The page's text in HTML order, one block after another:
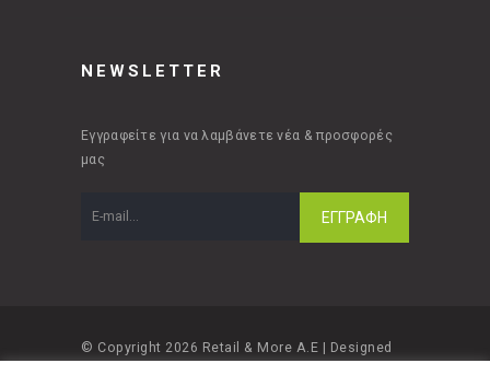
NEWSLETTER
Εγγραφείτε για να λαμβάνετε νέα & προσφορές
μας
© Copyright 2026 Retail & More A.E | Designed